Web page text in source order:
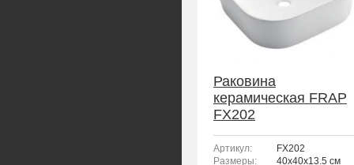
Раковина
керамическая FRAP
FX202
Артикул:
FX202
Размеры:
40x40x13.5 см